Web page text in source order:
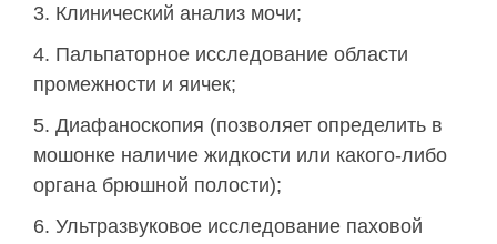
Клинический анализ мочи;
Пальпаторное исследование области
промежности и яичек;
Диафаноскопия (позволяет определить в
мошонке наличие жидкости или какого-либо
органа брюшной полости);
Ультразвуковое исследование паховой